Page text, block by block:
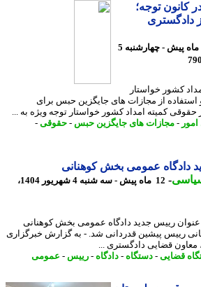
توجه؛
11 ماه پیش - چهارشنبه 5
خواستار
از مجازات های جایگزین حبس برای
کمیته امداد کشور خواستار توجه ویژه به ...
-مجازات های جایگزین حبس-حقوقی-
عمومی بخش کوهنانی
-
12 ماه پیش - سه شنبه 4 شهریور 1404،
رییس جدید دادگاه عمومی بخش کوهنانی
پیشین قدردانی شد. - به گزارش خبرگزاری
قضایی دادگستری ...
-دستگاه-دادگاه -رییس -عمومی